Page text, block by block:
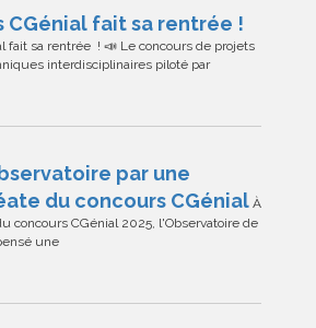
CGénial fait sa rentrée !
fait sa rentrée ! 📣 Le concours de projets
interdisciplinaires piloté par
par une
du concours CGénial À
concours CGénial 2025, l'Observatoire de
une